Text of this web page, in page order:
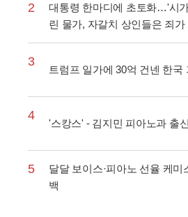
2
대통령 한마디에 초토화…'시
린 물가, 자갈치 상인들은 죄가
3
트럼프 일가에 30억 건넨 한국
4
'스캉스' - 김지민 피
5
달달 보이스·피아노 선율 케미
백